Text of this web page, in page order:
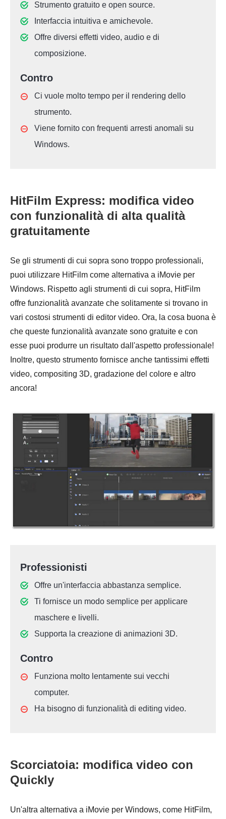
Strumento gratuito e open source.
Interfaccia intuitiva e amichevole.
Offre diversi effetti video, audio e di
composizione.
Contro
Ci vuole molto tempo per il rendering dello
strumento.
Viene fornito con frequenti arresti anomali su
Windows.
HitFilm Express: modifica video
con funzionalità di alta qualità
gratuitamente
Se gli strumenti di cui sopra sono troppo professionali,
puoi utilizzare HitFilm come alternativa a iMovie per
Windows. Rispetto agli strumenti di cui sopra, HitFilm
offre funzionalità avanzate che solitamente si trovano in
vari costosi strumenti di editor video. Ora, la cosa buona è
che queste funzionalità avanzate sono gratuite e con
esse puoi produrre un risultato dall'aspetto professionale!
Inoltre, questo strumento fornisce anche tantissimi effetti
video, compositing 3D, gradazione del colore e altro
ancora!
Professionisti
Offre un'interfaccia abbastanza semplice.
Ti fornisce un modo semplice per applicare
maschere e livelli.
Supporta la creazione di animazioni 3D.
Contro
Funziona molto lentamente sui vecchi
computer.
Ha bisogno di funzionalità di editing video.
Scorciatoia: modifica video con
Quickly
Un'altra alternativa a iMovie per Windows, come HitFilm,